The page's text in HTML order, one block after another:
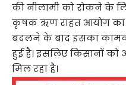
की नीलामी को रोकने के
कृषक ऋण राहत आयोग का
बदलने के बाद इसका
हुई है। इसलिए किसानों को
मिल रहा है।